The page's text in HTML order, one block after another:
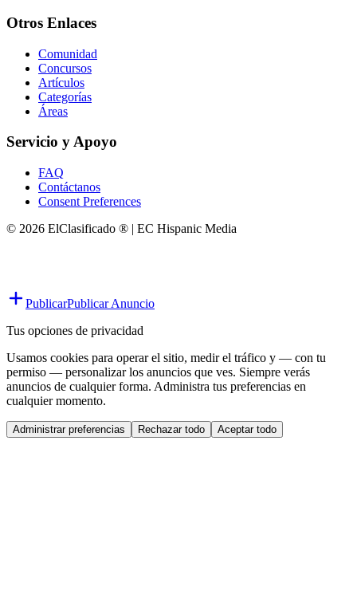
Otros Enlaces
Comunidad
Concursos
Artículos
Categorías
Áreas
Servicio y Apoyo
FAQ
Contáctanos
Consent Preferences
© 2026 ElClasificado ® | EC Hispanic Media
PublicarPublicar Anuncio
Tus opciones de privacidad
Usamos cookies para operar el sitio, medir el tráfico y — con tu
permiso — personalizar los anuncios que ves. Siempre verás
anuncios de cualquier forma. Administra tus preferencias en
cualquier momento.
Administrar preferencias Rechazar todo Aceptar todo